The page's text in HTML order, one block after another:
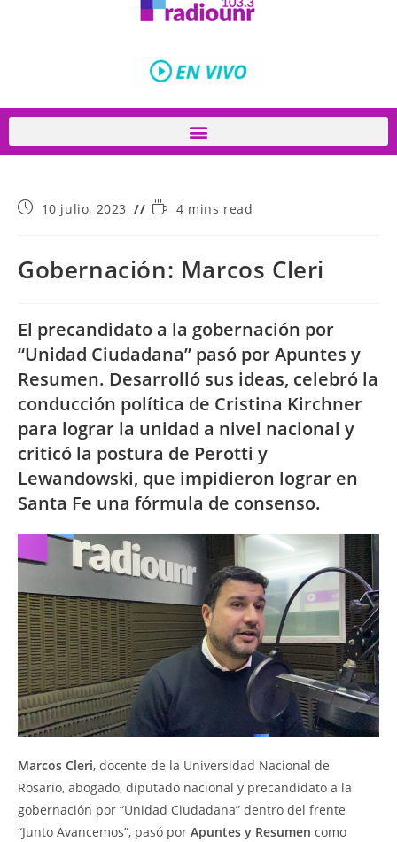
10 julio, 2023 4 mins read
Gobernación: Marcos Cleri
El precandidato a la gobernación por
“Unidad Ciudadana” pasó por Apuntes y
Resumen. Desarrolló sus ideas, celebró la
conducción política de Cristina Kirchner
para lograr la unidad a nivel nacional y
criticó la postura de Perotti y
Lewandowski, que impidieron lograr en
Santa Fe una fórmula de consenso.
Marcos Cleri, docente de la Universidad Nacional de
Rosario, abogado, diputado nacional y precandidato a la
gobernación por “Unidad Ciudadana” dentro del frente
“Junto Avancemos”, pasó por Apuntes y Resumen como